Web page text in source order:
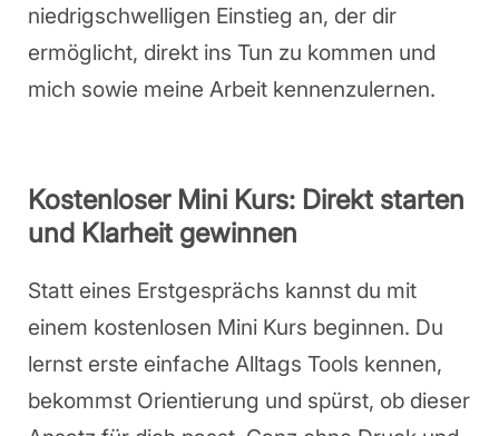
niedrigschwelligen Einstieg an, der dir
ermöglicht, direkt ins Tun zu kommen und
mich sowie meine Arbeit kennenzulernen.
Kostenloser Mini Kurs: Direkt starten
und Klarheit gewinnen
Statt eines Erstgesprächs kannst du mit
einem kostenlosen Mini Kurs beginnen. Du
lernst erste einfache Alltags Tools kennen,
bekommst Orientierung und spürst, ob dieser